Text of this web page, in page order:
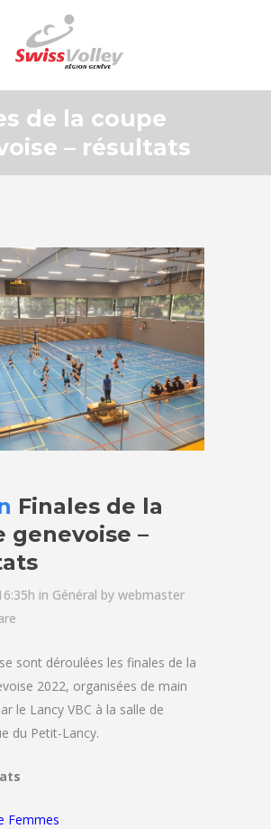
de la coupe
– résultats
Finales de la
genevoise –
in Général by webmaster
sont déroulées les finales de la
2022, organisées de main
le Lancy VBC à la salle de
du Petit-Lancy.
Femmes